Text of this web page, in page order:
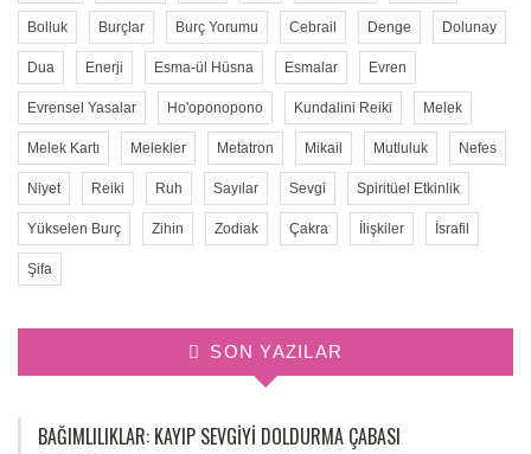
Bolluk Burçlar Burç Yorumu Cebrail Denge Dolunay
Dua Enerji Esma-ül Hüsna Esmalar Evren
Evrensel Yasalar Ho'oponopono Kundalini Reiki Melek
Melek Kartı Melekler Metatron Mikail Mutluluk Nefes
Niyet Reiki Ruh Sayılar Sevgi Spiritüel Etkinlik
Yükselen Burç Zihin Zodiak Çakra İlişkiler İsrafil
Şifa
SON YAZILAR
BAĞIMLILIKLAR: KAYIP SEVGIYI DOLDURMA ÇABASI